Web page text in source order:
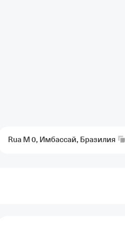
Rua M 0, Имбассай, Бразилия